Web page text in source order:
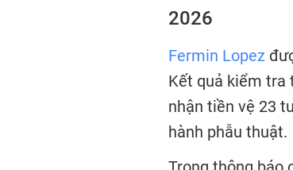
2026
Fermin Lopez
Kết quả kiểm tra
nhận tiền vệ 23
hành phẫu thuật.